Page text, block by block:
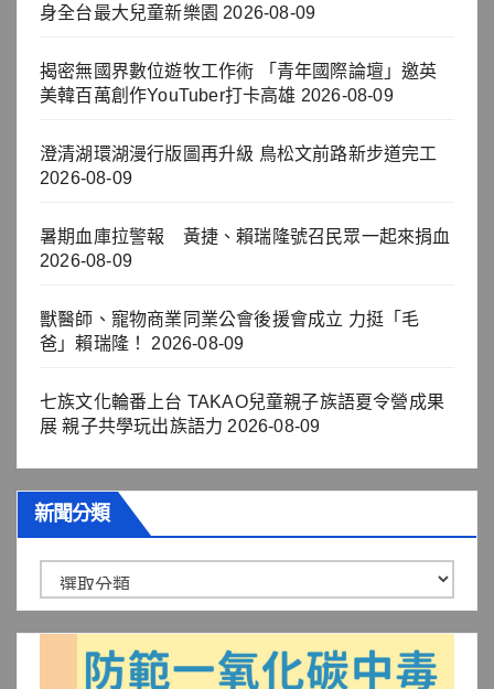
身全台最大兒童新樂園 2026-08-09
揭密無國界數位遊牧工作術 「青年國際論壇」邀英
美韓百萬創作YouTuber打卡高雄 2026-08-09
澄清湖環湖漫行版圖再升級 鳥松文前路新步道完工
2026-08-09
暑期血庫拉警報 黃捷、賴瑞隆號召民眾一起來捐血
2026-08-09
獸醫師、寵物商業同業公會後援會成立 力挺「毛
爸」賴瑞隆！
2026-08-09
七族文化輪番上台 TAKAO兒童親子族語夏令營成果
展 親子共學玩出族語力 2026-08-09
新聞分類
聞